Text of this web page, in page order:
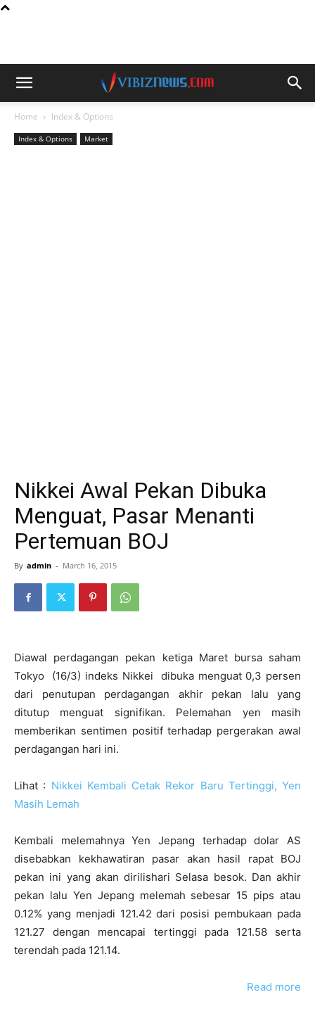
Home Index & Options
Index & Options Market
Nikkei Awal Pekan Dibuka
Menguat, Pasar Menanti
Pertemuan BOJ
By admin - March 16, 2015
Diawal perdagangan pekan ketiga Maret bursa saham
Tokyo (16/3) indeks Nikkei dibuka menguat 0,3 persen
dari penutupan perdagangan akhir pekan lalu yang
ditutup menguat signifikan. Pelemahan yen masih
memberikan sentimen positif terhadap pergerakan awal
perdagangan hari ini.
Lihat : Nikkei Kembali Cetak Rekor Baru Tertinggi, Yen
Masih Lemah
Kembali melemahnya Yen Jepang terhadap dolar AS
disebabkan kekhawatiran pasar akan hasil rapat BOJ
pekan ini yang akan dirilishari Selasa besok. Dan akhir
pekan lalu Yen Jepang melemah sebesar 15 pips atau
0.12% yang menjadi 121.42 dari posisi pembukaan pada
121.27 dengan mencapai tertinggi pada 121.58 serta
terendah pada 121.14.
Read more